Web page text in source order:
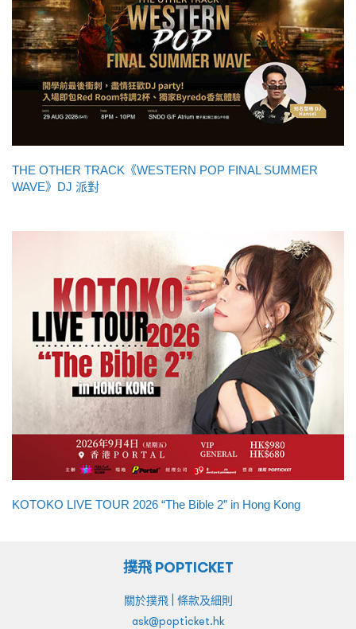
THE OTHER TRACK《WESTERN POP FINAL SUMMER
WAVE》DJ 派對
KOTOKO LIVE TOUR 2026 “The Bible 2” in Hong Kong
撲飛 POPTICKET
關於撲飛| 條款及細則
ask@popticket.hk